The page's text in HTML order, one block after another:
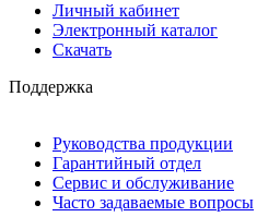
Личный кабинет
Электронный каталог
Скачать
Поддержка
Руководства продукции
Гарантийный отдел
Сервис и обслуживание
Часто задаваемые вопросы